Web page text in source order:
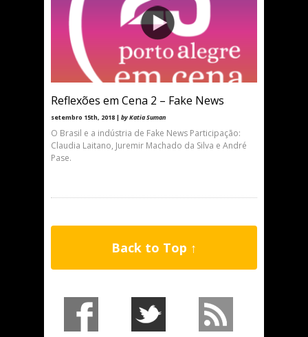
Reflexões em Cena 2 – Fake News
setembro 15th, 2018 | by Katia Suman
O Brasil e a indústria de Fake News Participação:
Claudia Laitano, Juremir Machado da Silva e André
Pase.
Back to Top ↑